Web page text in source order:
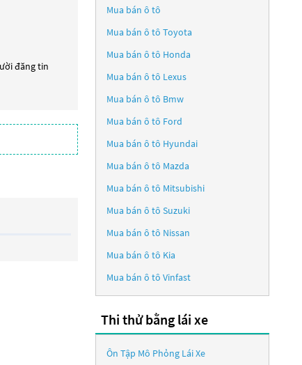
đăng tin
Mua bán ô tô
Mua bán ô tô Toyota
Mua bán ô tô Honda
Mua bán ô tô Lexus
Mua bán ô tô Bmw
Mua bán ô tô Ford
Mua bán ô tô Hyundai
Mua bán ô tô Mazda
Mua bán ô tô Mitsubishi
Mua bán ô tô Suzuki
Mua bán ô tô Nissan
Mua bán ô tô Kia
Mua bán ô tô Vinfast
Thi thử bằng lái xe
Ôn Tập Mô Phỏng Lái Xe